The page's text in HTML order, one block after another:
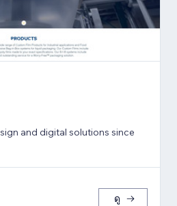
and digital solutions since
ดู